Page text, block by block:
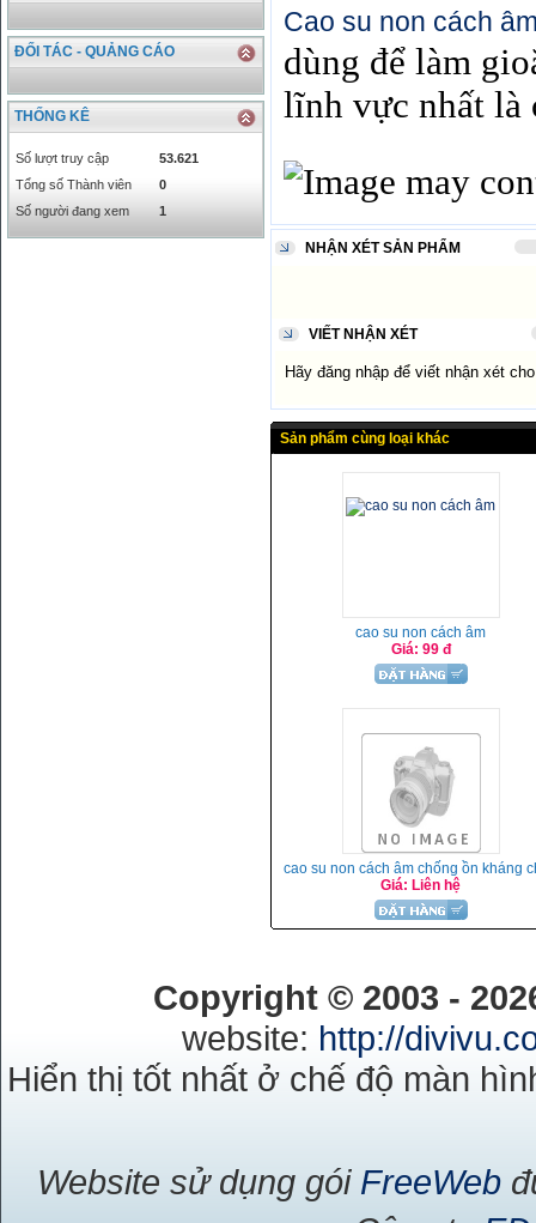
INR
0
KRW
18.01
21.12
KWD
0
79758.97
MYR
5808.39
RMB
3272
RUB
ĐỐI TÁC - QUẢNG CÁO
THỐNG KÊ
Số lượt truy cập
53.621
Tổng số Thành viên
0
Số người đang xem
1
Cao su non cách
dùng để làm
lĩnh vực nhất là
NHẬN XÉT SẢN PHẨM
VIẾT NHẬN XÉT
Hãy đăng nhập để viết nhận xét
Sản phẩm cùng loại khác
cao su non cách âm
Giá: 99 đ
cao su non cách âm chống ồn kháng
Giá: Liên hệ
Copyright © 2003 -
website: http://
Hiển thị tốt nhất ở chế độ màn
Website sử dụng gói FreeWeb